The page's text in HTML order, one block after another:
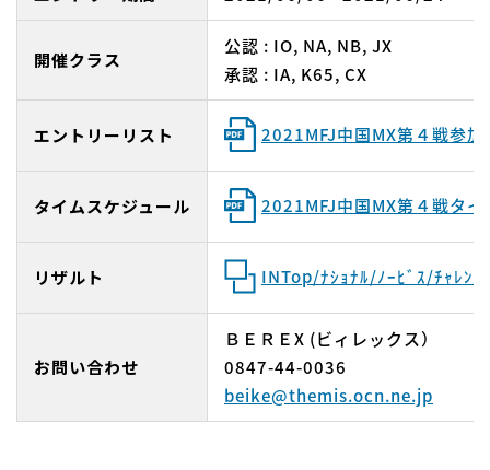
開催クラス
公認 : IO, NA, NB, JX
承認 : IA, K65, CX
エントリーリスト 2021MFJ中国MX第４戦参加
タイムスケジュール 2021MFJ中国MX第４戦タイ
リザルト INTop/ﾅｼｮﾅﾙ/ﾉｰﾋﾞｽ/ﾁｬﾚﾝｼ
お問い合わせ
ＢＥＲＥX (ビィレックス）
0847-44-0036
beike@themis.ocn.ne.jp